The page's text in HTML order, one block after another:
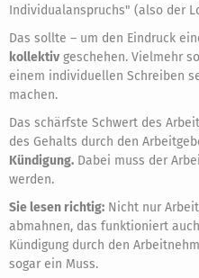
Individualanspruchs" (also der
Das sollte – um den Eindruck
kollektiv geschehen. Vielmehr
einem individuellen Schreiben
machen.
Das schärfste Schwert des
des Gehalts durch den
Kündigung. Dabei muss der
werden.
Sie lesen richtig: Nicht nur
abmahnen, das funktioniert
Kündigung durch den
sogar ein Muss.